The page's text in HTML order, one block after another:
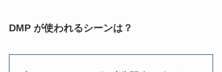
DMP が使われるシーンは？